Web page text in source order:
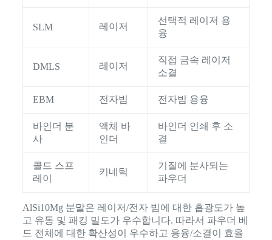
SLM 레이저
선택적 레이저 용
융
DMLS 레이저
직접 금속 레이저
소결
EBM 전자빔 전자빔 용융
바인더 분
사
액체 바
인더
바인더 인쇄 후 소
결
콜드 스프
레이
키네틱
기질에 분사되는
파우더
AlSi10Mg 분말은 레이저/전자 빔에 대한 흡광도가 높
고 유동 및 패킹 밀도가 우수합니다. 따라서 파우더 베
드 전체에 대한 확산성이 우수하고 용융/소결이 효율